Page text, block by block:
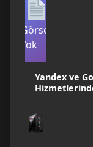
Görsel
Yok
Yandex ve